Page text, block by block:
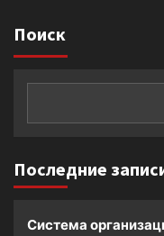
Поиск
Последние
Система